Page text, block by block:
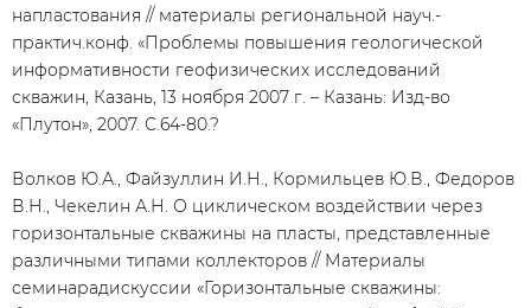
напластования // материалы региональной науч.-
практич.конф. «Проблемы повышения геологической
информативности геофизических исследований
скважин, Казань, 13 ноября 2007 г. – Казань: Изд-во
«Плутон», 2007. С.64-80.?
Волков Ю.А., Файзуллин И.Н., Кормильцев Ю.В., Федоров
В.Н., Чекелин А.Н. О циклическом воздействии через
горизонтальные скважины на пласты, представленные
различными типами коллекторов // Материалы
семинарадискуссии «Горизонтальные скважины: